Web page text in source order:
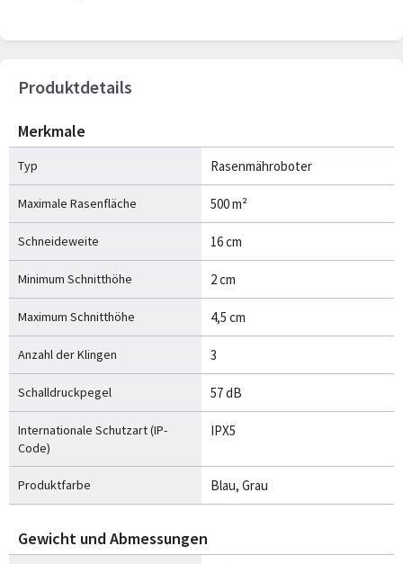
Produktdetails
Merkmale
Typ Rasenmähroboter
Maximale Rasenfläche 500 m²
Schneideweite 16 cm
Minimum Schnitthöhe 2 cm
Maximum Schnitthöhe 4,5 cm
Anzahl der Klingen 3
Schalldruckpegel 57 dB
Internationale Schutzart (IP-
Code)
IPX5
Produktfarbe Blau, Grau
Gewicht und Abmessungen